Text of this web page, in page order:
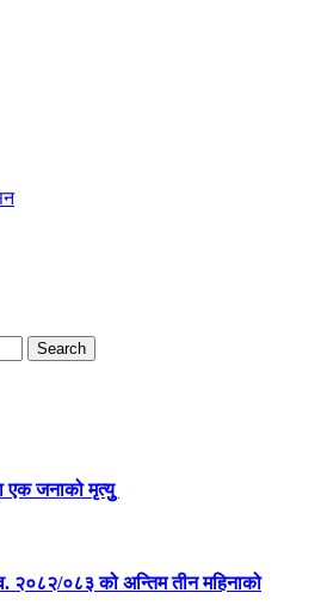
एक जनाको मृत्युु
२०८२/०८३ को अन्तिम तीन महिनाको